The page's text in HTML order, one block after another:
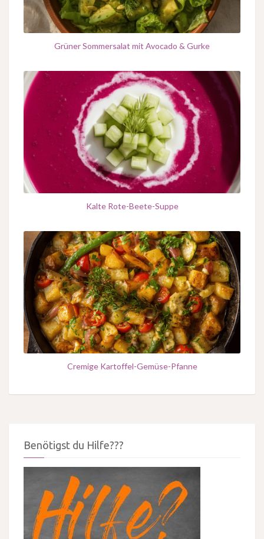
Grüner Sommersalat mit Avocado & Gurke
Kalte Rote-Beete-Suppe
Cremige Kartoffel-Gemüse-Pfanne
Benötigst du Hilfe???